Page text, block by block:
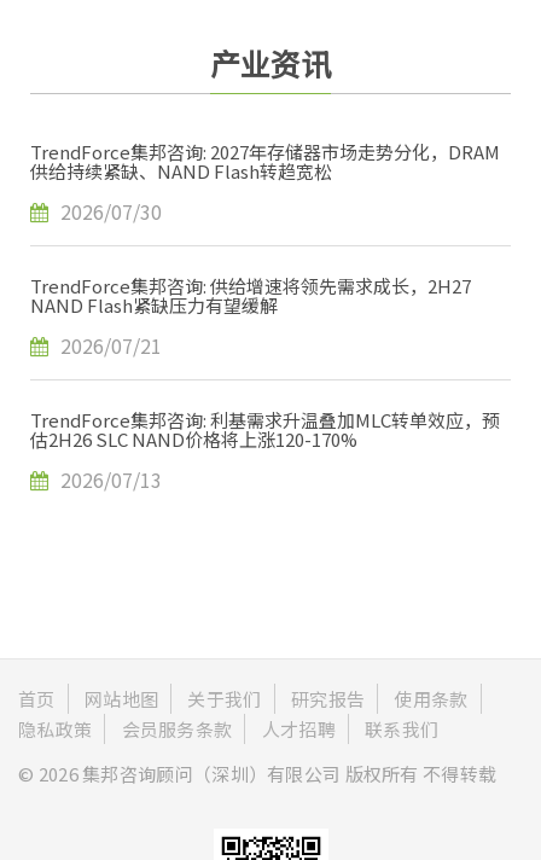
产业资讯
TrendForce集邦咨询: 2027年存储器市场走势分化，DRAM
供给持续紧缺、NAND Flash转趋宽松
2026/07/30
TrendForce集邦咨询: 供给增速将领先需求成长，2H27
NAND Flash紧缺压力有望缓解
2026/07/21
TrendForce集邦咨询: 利基需求升温叠加MLC转单效应，预
估2H26 SLC NAND价格将上涨120-170%
2026/07/13
首页 网站地图 关于我们 研究报告
使用条款
隐私政策
会员服务条款 人才招聘
联系我们
© 2026 集邦咨询顾问（深圳）有限公司 版权所有 不得转载